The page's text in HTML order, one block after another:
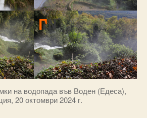
на водопада във Воден (Едеса),
20 октомври 2024 г.